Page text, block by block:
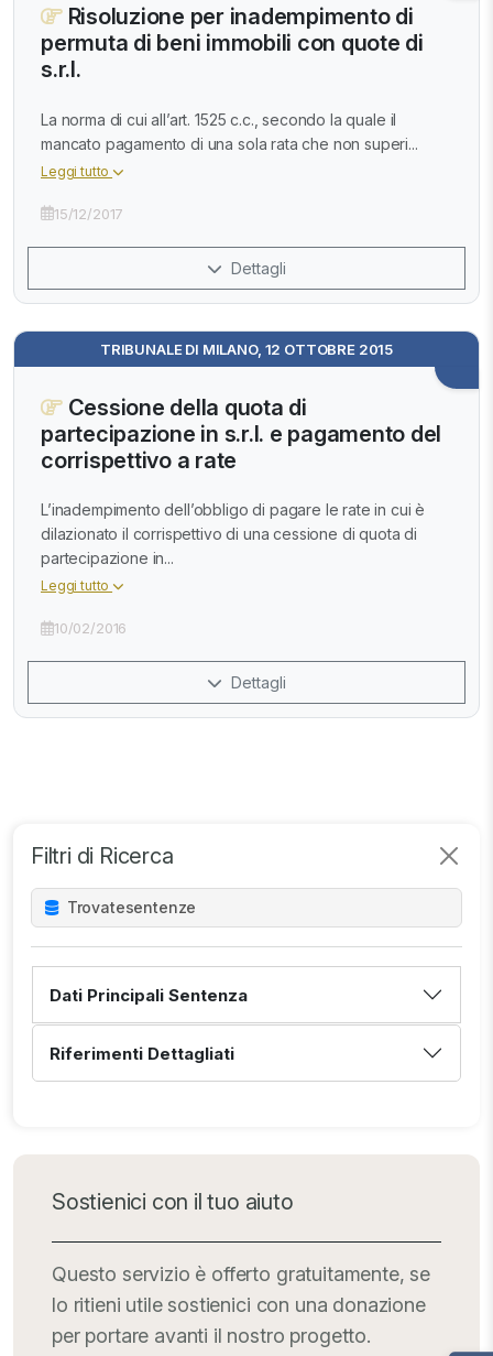
Filtri di Ricerca
Trovatesentenze
Dati Principali Sentenza
Riferimenti Dettagliati
Sostienici con il tuo aiuto
Questo servizio è offerto gratuitamente, se
lo ritieni utile sostienici con una donazione
per portare avanti il nostro progetto.
Risoluzione per inadempimento di
permuta di beni immobili con quote di
s.r.l.
La norma di cui all’art. 1525 c.c., secondo la quale il
mancato pagamento di una sola rata che non superi...
Leggi tutto
15/12/2017
Dettagli
TRIBUNALE DI MILANO, 12 OTTOBRE 2015
Cessione della quota di
partecipazione in s.r.l. e pagamento del
corrispettivo a rate
L’inadempimento dell’obbligo di pagare le rate in cui è
dilazionato il corrispettivo di una cessione di quota di
partecipazione in...
Leggi tutto
10/02/2016
Dettagli